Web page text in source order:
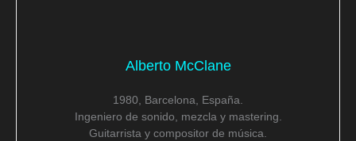
Alberto McClane
1980, Barcelona, España.
Ingeniero de sonido, mezcla y mastering.
Guitarrista y compositor de música.